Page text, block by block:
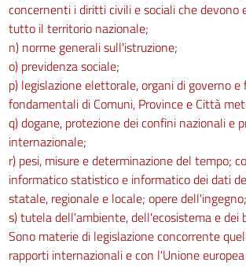
Campo di applicazione
105
106
107
Sezione II
Disposizioni di carattere generale
108
109
110
111
112
concernenti i diritti civili e sociali che devono
tutto il territorio nazionale;
n) norme generali sull'istruzione;
o) previdenza sociale;
p) legislazione elettorale, organi di governo e
fondamentali di Comuni, Province e Città
q) dogane, protezione dei confini nazionali e
internazionale;
r) pesi, misure e determinazione del tempo;
informatico statistico e informatico dei dati
statale, regionale e locale; opere dell'ingegno;
s) tutela dell'ambiente, dell'ecosistema e dei
Sono materie di legislazione concorrente
rapporti internazionali e con l'Unione